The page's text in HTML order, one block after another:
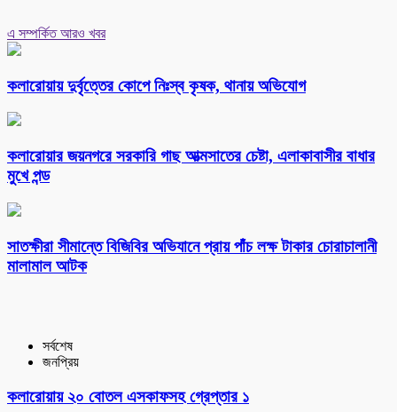
এ সম্পর্কিত আরও খবর
কলারোয়ায় দুর্বৃত্তের কোপে নিঃস্ব কৃষক, থানায় অভিযোগ
কলারোয়ার জয়নগরে সরকারি গাছ আত্মসাতের চেষ্টা, এলাকাবাসীর বাধার
মুখে পন্ড
সাতক্ষীরা সীমান্তে বিজিবির অভিযানে প্রায় পাঁচ লক্ষ টাকার চোরাচালানী
মালামাল আটক
সর্বশেষ
জনপ্রিয়
কলারোয়ায় ২০ বোতল এসকাফসহ গ্রেপ্তার ১